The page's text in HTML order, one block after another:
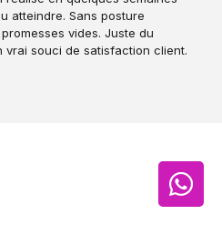
atteindre. Sans posture
vides. Juste du
vrai souci de satisfaction client.